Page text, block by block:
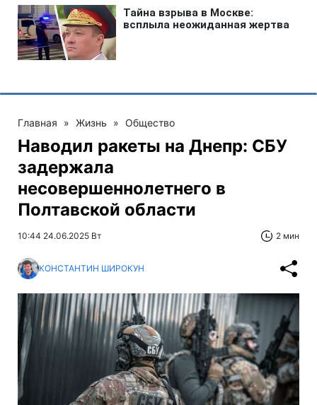
Главная » Жизнь » Общество
Наводил ракеты на Днепр: СБУ
задержала
несовершеннолетнего в
Полтавской области
10:44 24.06.2025 Вт 2 мин
КОНСТАНТИН ШИРОКУН